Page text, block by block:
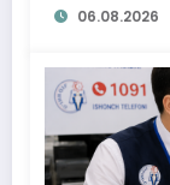
06.08.2026